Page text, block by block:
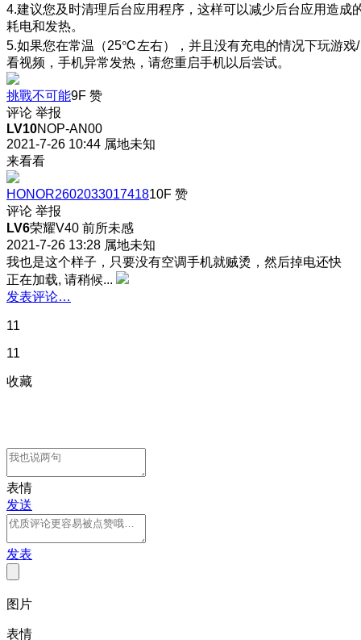
4.建议您及时清理后台应用程序，这样可以减少后台应用造成
耗电和发热。
5.如果您在常温（25℃左右），并且没有充电的情况下玩游戏/
看视频，手机异常发热，请您重启手机以后尝试。
挑戰不可能9F 赞
评论 举报
LV10NOP-AN00
2021-7-26 10:44 属地未知
来看看
HONOR260203301741810F 赞
评论 举报
LV6荣耀V40 前所未感
2021-7-26 13:28 属地未知
我也是这个样子，只要没有空调手机就贼烫，然后掉电还快
正在加载, 请稍候...
发表评论…
11
11
收藏
表情
发送
发表
图片
表情